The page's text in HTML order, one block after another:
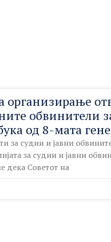
организирање
обвинители
од 8-мата
за судии и јавни
за судии и јавни
дека Советот на